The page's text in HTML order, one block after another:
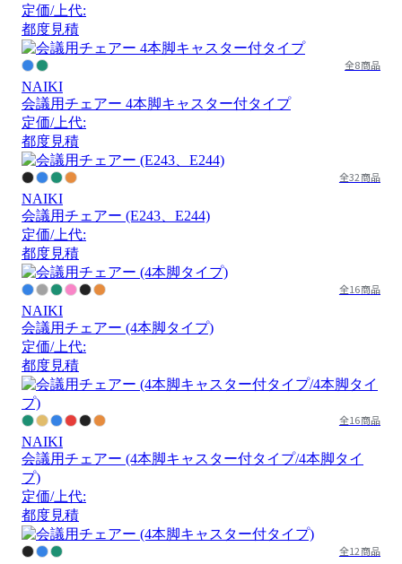
定価/上代:
都度見積
全8商品
NAIKI
会議用チェアー 4本脚キャスター付タイプ
定価/上代:
都度見積
全32商品
NAIKI
会議用チェアー (E243、E244)
定価/上代:
都度見積
全16商品
NAIKI
会議用チェアー (4本脚タイプ)
定価/上代:
都度見積
全16商品
NAIKI
会議用チェアー (4本脚キャスター付タイプ/4本脚タイ
プ)
定価/上代:
都度見積
全12商品